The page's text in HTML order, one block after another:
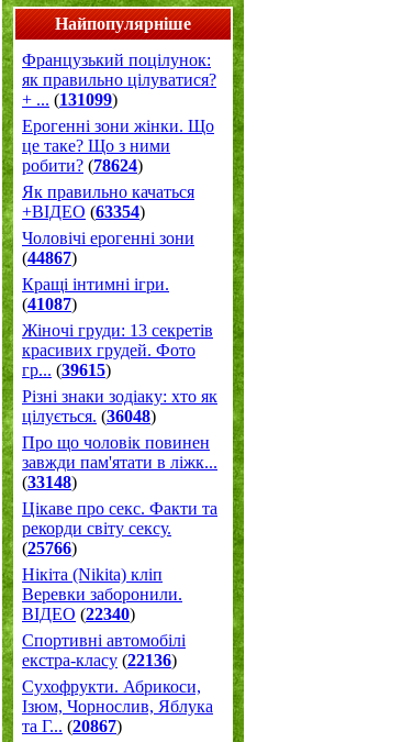
Найпопулярніше
Французький поцілунок:
як правильно цілуватися?
+ ... (131099)
Ерогенні зони жінки. Що
це таке? Що з ними
робити? (78624)
Як правильно качаться
+ВІДЕО (63354)
Чоловічі ерогенні зони
(44867)
Кращі інтимні ігри.
(41087)
Жіночі груди: 13 секретів
красивих грудей. Фото
гр... (39615)
Різні знаки зодіаку: хто як
цілується. (36048)
Про що чоловік повинен
завжди пам'ятати в ліжк...
(33148)
Цікаве про секс. Факти та
рекорди світу сексу.
(25766)
Нікіта (Nikita) кліп
Веревки заборонили.
ВІДЕО (22340)
Спортивні автомобілі
екстра-класу (22136)
Cухофрукти. Абрикоси,
Ізюм, Чорнослив, Яблука
та Г... (20867)